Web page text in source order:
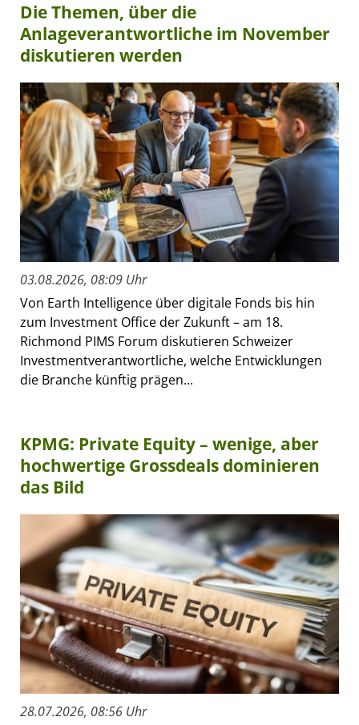
Die Themen, über die
Anlageverantwortliche im November
diskutieren werden
03.08.2026, 08:09 Uhr
Von Earth Intelligence über digitale Fonds bis hin
zum Investment Office der Zukunft – am 18.
Richmond PIMS Forum diskutieren Schweizer
Investmentverantwortliche, welche Entwicklungen
die Branche künftig prägen...
KPMG: Private Equity – wenige, aber
hochwertige Grossdeals dominieren
das Bild
28.07.2026, 08:56 Uhr